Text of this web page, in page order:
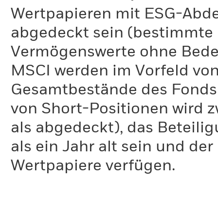
Bandbreite liegen.
Bei dieser Berechnung werden ausschließlich
ITR-Kennzahl verwendeten Methodik und die ihr
Da bei der Berechnung der ITR-Kennzahl auch das
die ITR-Kennzahl von MSCI für seine Fonds in
und die Variabilität der Kennzahl verdeutlichen.
Wertpapieren mit ESG-
abgedeckt sein
Vermögenswerte ohne
MSCI werden im Vorfeld
Gesamtbestände des
von Short-Positionen wird
als abgedeckt), das
als ein Jahr alt sein und
Wertpapiere verfügen.